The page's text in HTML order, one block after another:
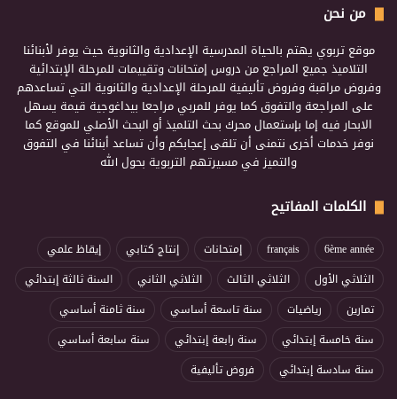
من نحن
موقع تربوي يهتم بالحياة المدرسية الإعدادية والثانوية حيث يوفر لأبنائنا
التلاميذ جميع المراجع من دروس إمتحانات وتقييمات للمرحلة الإبتدائية
وفروض مراقبة وفروض تأليفية للمرحلة الإعدادية والثانوية التي تساعدهم
على المراجعة والتفوق كما يوفر للمربي مراجعا بيداغوجية قيمة يسهل
الابحار فيه إما بإستعمال محرك بحث التلميذ أو البحث الأصلي للموقع كما
نوفر خدمات أخرى نتمنى أن تلقى إعجابكم وأن تساعد أبنائنا في التفوق
والتميز في مسيرتهم التربوية بحول الله
الكلمات المفاتيح
6ème année
français إمتحانات إنتاج كتابي
إيقاظ علمي
الثلاثي الأول
الثلاثي الثالث الثلاثي الثاني
السنة ثالثة إبتدائي
تمارين
رياضيات سنة تاسعة أساسي
سنة ثامنة أساسي
سنة خامسة إبتدائي
سنة رابعة إبتدائي
سنة سابعة أساسي
سنة سادسة إبتدائي
فروض تأليفية